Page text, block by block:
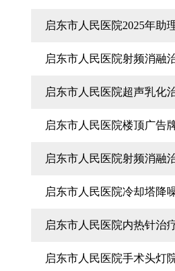
启东市人民医院2025年助
启东市人民医院射频消融
启东市人民医院超声乳化
启东市人民医院楼顶广告
启东市人民医院射频消融
启东市人民医院冷却塔降
启东市人民医院内热针治
启东市人民医院手术头灯